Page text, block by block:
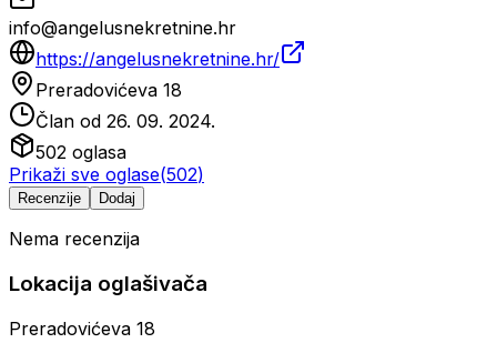
info@angelusnekretnine.hr
https://angelusnekretnine.hr/
Preradovićeva 18
Član od 26. 09. 2024.
502 oglasa
Prikaži sve oglase(502)
Recenzije Dodaj
Nema recenzija
Lokacija oglašivača
Preradovićeva 18